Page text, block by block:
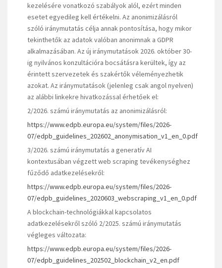
kezelésére vonatkozó szabályok alól, ezért minden
esetet egyedileg kell értékelni. Az anonimizálásról
szóló iránymutatás célja annak pontosítása, hogy mikor
tekinthetők az adatok valóban anonimnak a GDPR
alkalmazásában. Az új iránymutatások 2026. október 30-
ig nyilvános konzultációra bocsátásra kerültek, így az
érintett szervezetek és szakértők véleményezhetik
azokat. Az iránymutatások (jelenleg csak angol nyelven)
az alábbi linkekre hivatkozással érhetőek el:
2/2026. számú iránymutatás az anonimizálásról:
https://www.edpb.europa.eu/system/files/2026-
07/edpb_guidelines_202602_anonymisation_v1_en_0.pdf
3/2026. számú iránymutatás a generatív AI
kontextusában végzett web scraping tevékenységhez
fűződő adatkezelésekről:
https://www.edpb.europa.eu/system/files/2026-
07/edpb_guidelines_2020603_webscraping_v1_en_0.pdf
A blockchain-technológiákkal kapcsolatos
adatkezelésekről szóló 2/2025. számú iránymutatás
végleges változata:
https://www.edpb.europa.eu/system/files/2026-
07/edpb_guidelines_202502_blockchain_v2_en.pdf